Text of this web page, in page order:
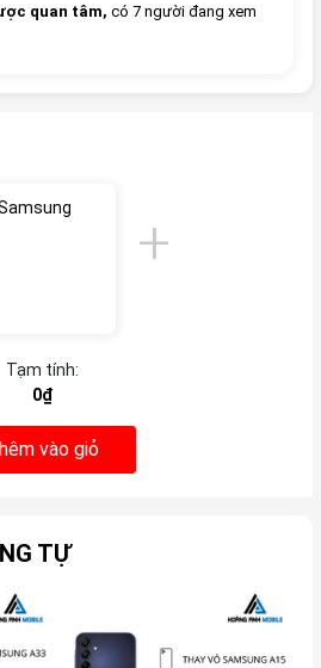
quan tâm, có 7 người đang xem
Tạm tính:
0₫
vào giỏ
TỰ